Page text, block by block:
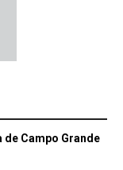
de Campo Grande